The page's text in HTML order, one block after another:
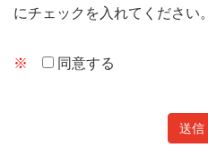
にチェックを入れてください。
※ 同意する